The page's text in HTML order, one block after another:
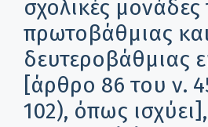
σχολικές μονάδες
πρωτοβάθμιας και
δευτεροβάθμιας
[άρθρο 86 του ν.
102), όπως